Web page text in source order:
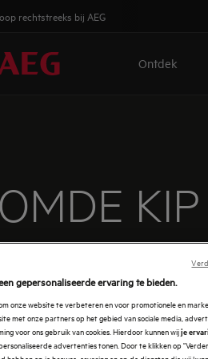
rechtstreeks bij AEG
Ontdek
KIP
is. Het kan ook worden
eenmaal geproefd hebt!
Martin.
gepersonaliseerde ervaring te bieden.
onze website te verbeteren en voor promotionele en
met onze partners op het gebied van sociale media,
voor ons gebruik van cookies. Hierdoor kunnen wijje
advertenties tonen. Door te klikken op